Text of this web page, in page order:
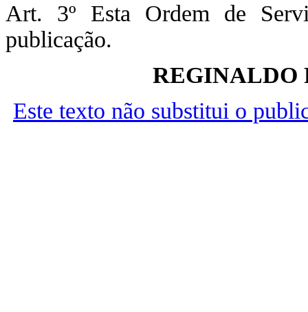
Art. 3º Esta Ordem de
publicação.
REGINALDO
Este texto não substitui o